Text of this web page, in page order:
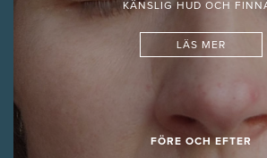
KÄNSLIG HUD OCH
LÄS MER
FÖRE OCH EFTER